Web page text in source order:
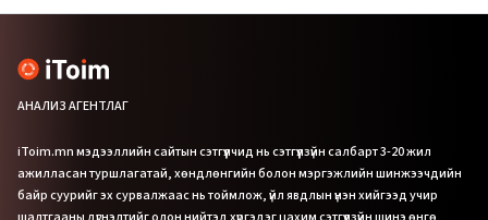
АНАЛИЗ АГЕНТЛАГ
iToim.mn мэдээллийн сайтын сэтгүүлчид нь сэтгүүлзүйн салбарт 3-20 жил
ажилласан туршлагатай, хөндлөнгийн болон мэргэжлийн шинжээчдийн
байр суурийг эх сурвалжаас нь тоймлож, үйл явдлын үнэн хийгээд учир